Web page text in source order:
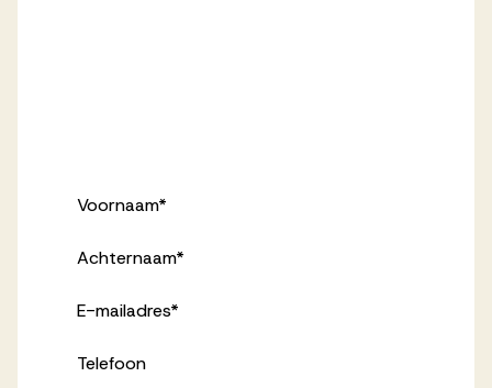
Voornaam*
Achternaam*
E-mailadres*
Telefoon